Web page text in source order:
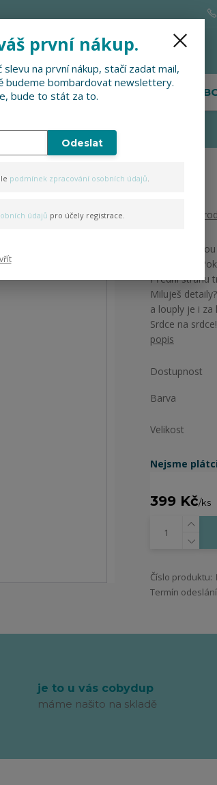
Hledat
PRO FIRMY, FESTIVALY,
Ohodnotit
Crop topy
letní outfit.
Přední stranu
Miluješ
a louply je i za
Srdce na
popis
Dostupnost
Barva
Velikost
Nejsme
399 Kč/ks
Číslo produktu:
Termín
je to u vás cobydup
máme našito na skladě
první nákup.
na první nákup, stačí zadat mail,
budeme bombardovat newslettery.
bude to stát za to.
Odeslat
podmínek zpracování osobních údajů.
údajů pro účely registrace.